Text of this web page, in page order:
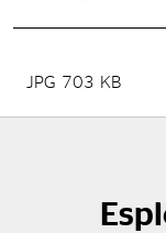
JPG 703 KB